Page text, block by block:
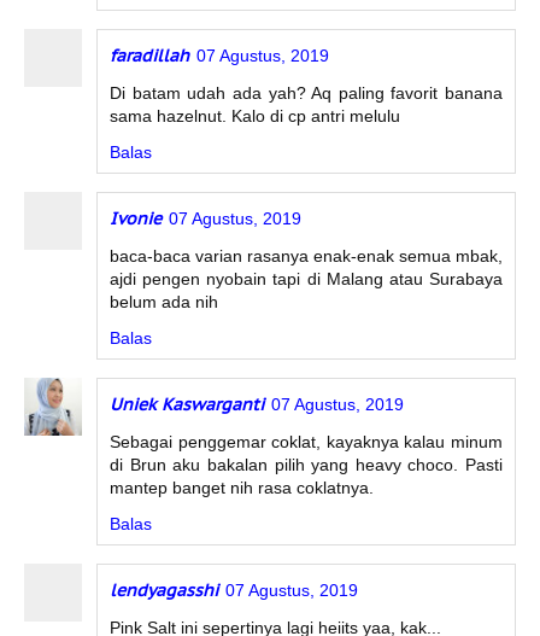
faradillah 07 Agustus, 2019
Di batam udah ada yah? Aq paling favorit banana
sama hazelnut. Kalo di cp antri melulu
Balas
Ivonie 07 Agustus, 2019
baca-baca varian rasanya enak-enak semua mbak,
ajdi pengen nyobain tapi di Malang atau Surabaya
belum ada nih
Balas
Uniek Kaswarganti 07 Agustus, 2019
Sebagai penggemar coklat, kayaknya kalau minum
di Brun aku bakalan pilih yang heavy choco. Pasti
mantep banget nih rasa coklatnya.
Balas
lendyagasshi 07 Agustus, 2019
Pink Salt ini sepertinya lagi heiits yaa, kak...